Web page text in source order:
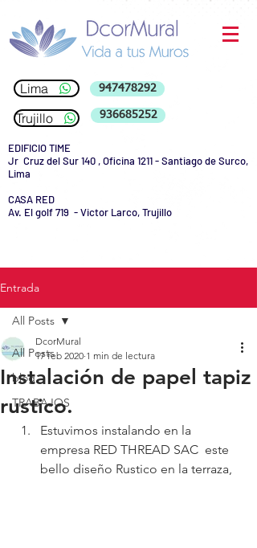
Lima 947478292
Trujillo 936685252
EDIFICIO TIME
Jr Cruz del Sur 140 , Oficina 1211 - Santiago de Surco,
Lima
CASA RED
Av. El golf 719 - Victor Larco, Trujillo
Entrada
All Posts
blog
TRABAJOS
All Posts
Instalación de papel tapiz
rustico.
DcorMural
17 feb 2020 1 min de lectura
Estuvimos instalando en la
empresa RED THREAD SAC  este
bello diseño Rustico en la terraza,